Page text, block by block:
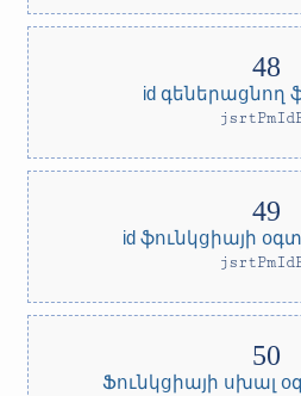
id գեներացնող
id ֆունկցիայի
Ֆունկցիայի սխալ